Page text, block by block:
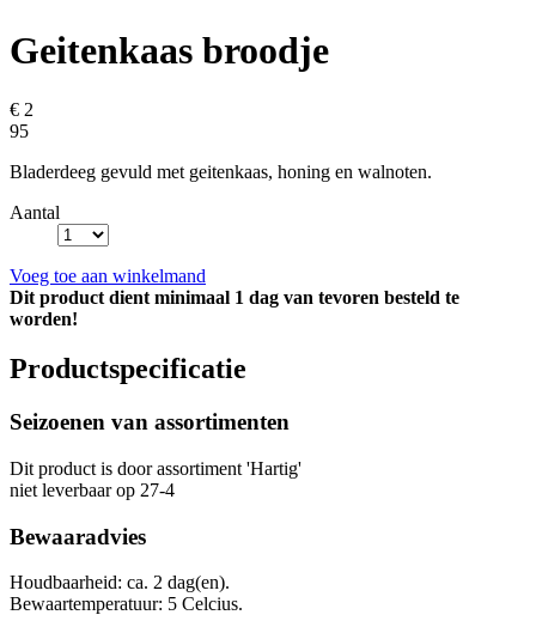
Geitenkaas broodje
€ 2
95
Bladerdeeg gevuld met geitenkaas, honing en walnoten.
Aantal
Voeg toe aan winkelmand
Dit product dient minimaal 1 dag van tevoren besteld te
worden!
Productspecificatie
Seizoenen van assortimenten
Dit product is door assortiment 'Hartig'
niet leverbaar op 27-4
Bewaaradvies
Houdbaarheid: ca. 2 dag(en).
Bewaartemperatuur: 5 Celcius.